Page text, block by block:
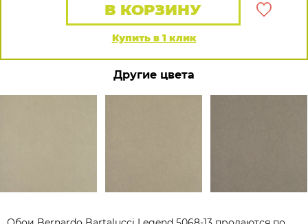
Купить в 1 клик
В КОРЗИНУ
Другие цвета